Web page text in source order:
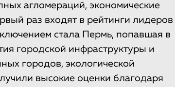
агломераций, экономические
раз входят в рейтинги лидеров
стала Пермь, попавшая в
городской инфраструктуры и
городов, экологической
высокие оценки благодаря